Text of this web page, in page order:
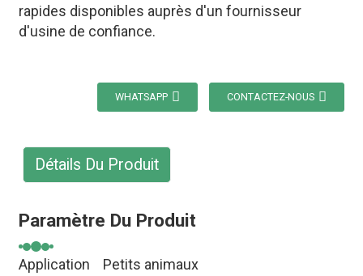
rapides disponibles auprès d'un fournisseur
d'usine de confiance.
WHATSAPP CONTACTEZ-NOUS
Détails Du Produit
Paramètre Du Produit
Application
Petits animaux